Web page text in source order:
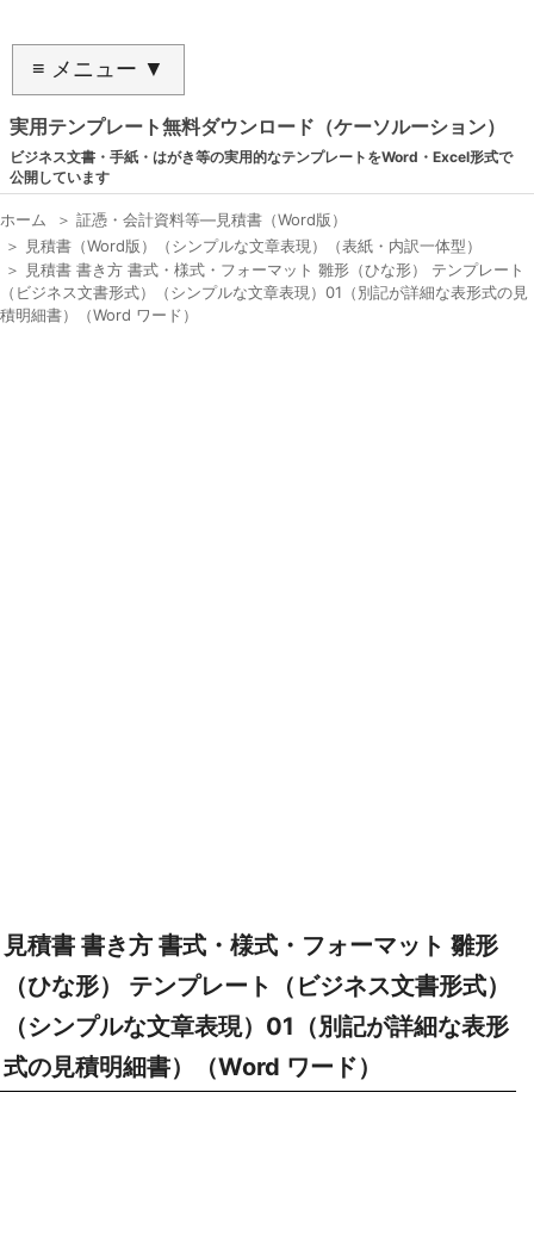
≡ メニュー ▼
実用テンプレート無料ダウンロード（ケーソルーション）
ビジネス文書・手紙・はがき等の実用的なテンプレートをWord・Excel形式で
公開しています
ホーム ＞ 証憑・会計資料等―見積書（Word版）
＞ 見積書（Word版）（シンプルな文章表現）（表紙・内訳一体型）
＞ 見積書 書き方 書式・様式・フォーマット 雛形（ひな形） テンプレート
（ビジネス文書形式）（シンプルな文章表現）01（別記が詳細な表形式の見
積明細書）（Word ワード）
見積書 書き方 書式・様式・フォーマット 雛形
（ひな形） テンプレート（ビジネス文書形式）
（シンプルな文章表現）01（別記が詳細な表形
式の見積明細書）（Word ワード）